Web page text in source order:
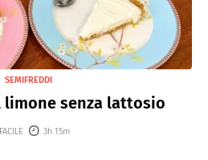
SEMIFREDDI
limone senza lattosio
FACILE 3h 15m